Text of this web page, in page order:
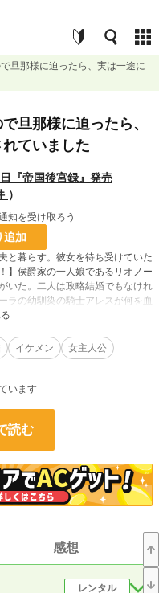
旦那様に迫ったら、実は一途に
旦那様に迫ったら、
ていました
『帝国後宮録』発売
）
知を受け取ろう
追加
と暮らす。彼女を待ち受けていた
】侯爵家の一人娘であるリオノー
いた。二人は政略結婚でもなけれ
ラの幼馴染の騎士アレスが何を血
しまったのである。西の大国を手
スの願いをあっさり承諾。二人
まくいかなかった。式を挙げた
婚から二年近く経ったが、二人の
スから差し入れされた甘味を食
かと。
イケメン
女主人公
います
読む
感想
レンタル